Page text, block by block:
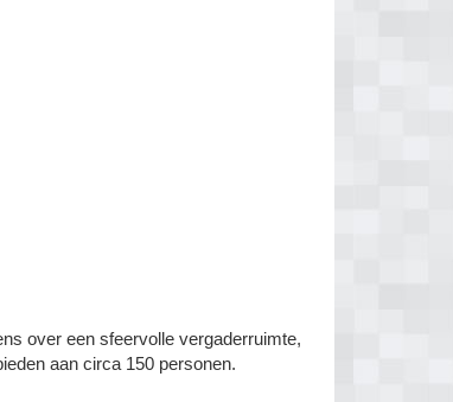
over een sfeervolle vergaderruimte,
aan circa 150 personen.